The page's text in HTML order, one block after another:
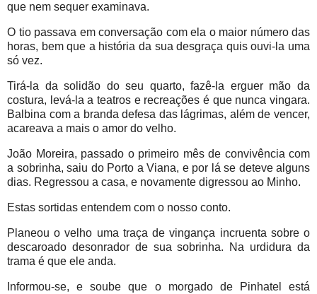
que nem sequer examinava.
O tio passava em conversação com ela o maior número das
horas, bem que a história da sua desgraça quis ouvi-la uma
só vez.
Tirá-la da solidão do seu quarto, fazê-la erguer mão da
costura, levá-la a teatros e recreações é que nunca vingara.
Balbina com a branda defesa das lágrimas, além de vencer,
acareava a mais o amor do velho.
João Moreira, passado o primeiro mês de convivência com
a sobrinha, saiu do Porto a Viana, e por lá se deteve alguns
dias. Regressou a casa, e novamente digressou ao Minho.
Estas sortidas entendem com o nosso conto.
Planeou o velho uma traça de vingança incruenta sobre o
descaroado desonrador de sua sobrinha. Na urdidura da
trama é que ele anda.
Informou-se, e soube que o morgado de Pinhatel está